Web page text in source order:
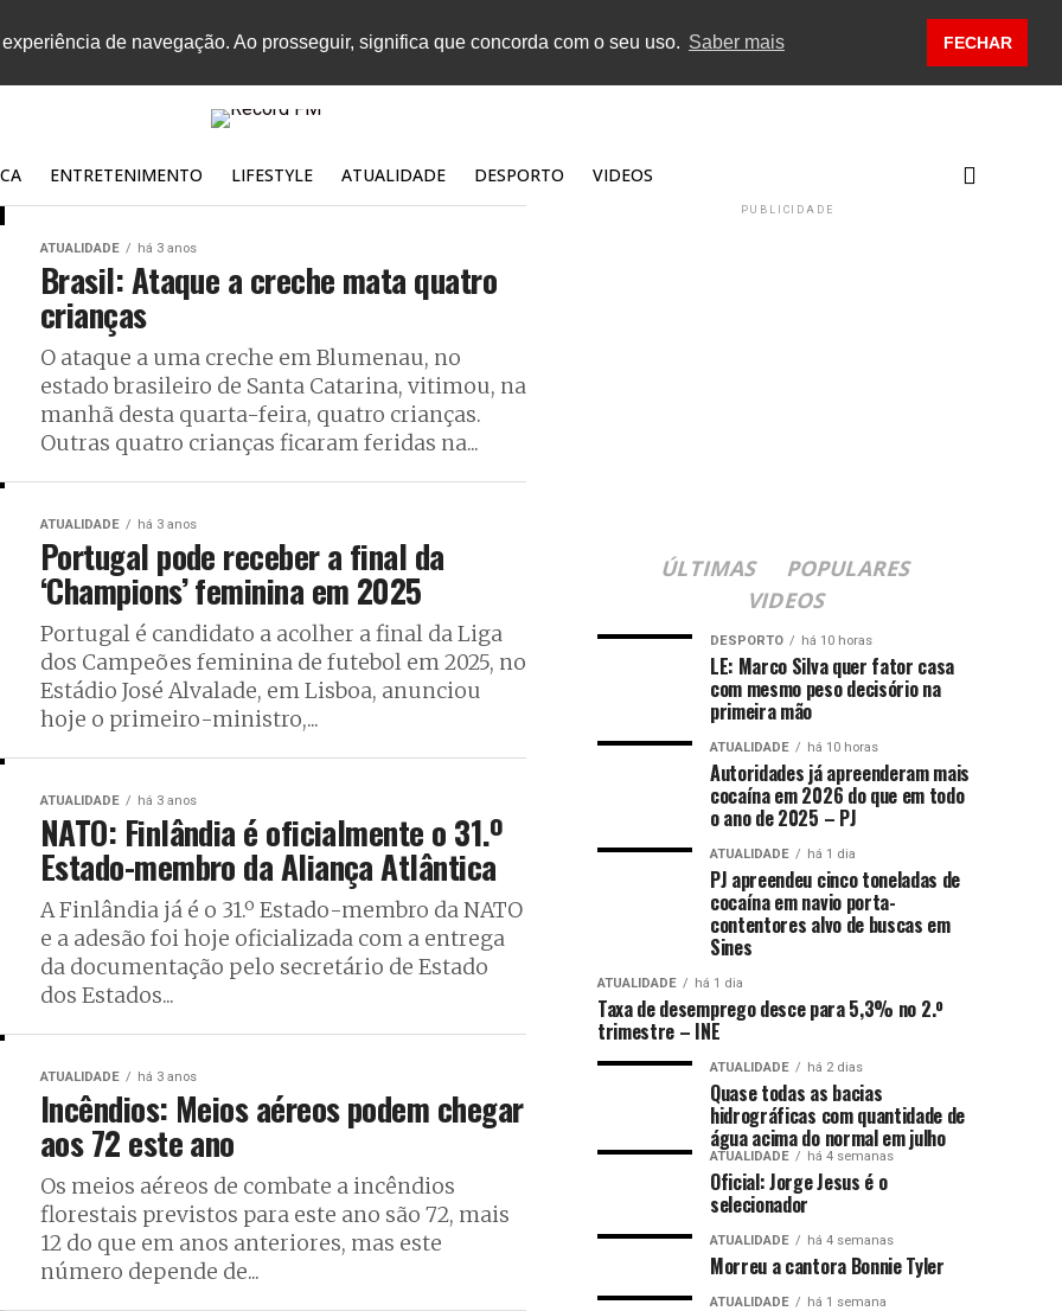
de navegação. Ao prosseguir, significa que concorda com o seu uso. Saber mais FECHAR
ENTRETENIMENTO LIFESTYLE ATUALIDADE DESPORTO VIDEOS
ATUALIDADE há 3 anos
Brasil: Ataque a creche mata quatro
crianças
O ataque a uma creche em Blumenau, no
estado brasileiro de Santa Catarina, vitimou, na
manhã desta quarta-feira, quatro crianças.
Outras quatro crianças ficaram feridas na...
ATUALIDADE há 3 anos
Portugal pode receber a final da
‘Champions’ feminina em 2025
Portugal é candidato a acolher a final da Liga
dos Campeões feminina de futebol em 2025, no
Estádio José Alvalade, em Lisboa, anunciou
hoje o primeiro-ministro,...
ATUALIDADE há 3 anos
NATO: Finlândia é oficialmente o 31.º
Estado-membro da Aliança Atlântica
A Finlândia já é o 31.º Estado-membro da NATO
e a adesão foi hoje oficializada com a entrega
da documentação pelo secretário de Estado
dos Estados...
ATUALIDADE há 3 anos
Incêndios: Meios aéreos podem chegar
aos 72 este ano
Os meios aéreos de combate a incêndios
florestais previstos para este ano são 72, mais
12 do que em anos anteriores, mas este
número depende de...
PUBLICIDADE
ÚLTIMAS
POPULARES
VIDEOS
DESPORTO há 10 horas
LE: Marco Silva quer fator casa
com mesmo peso decisório na
primeira mão
ATUALIDADE há 10 horas
Autoridades já apreenderam mais
cocaína em 2026 do que em todo
o ano de 2025 – PJ
ATUALIDADE há 1 dia
PJ apreendeu cinco toneladas de
cocaína em navio porta-
contentores alvo de buscas em
Sines
ATUALIDADE há 1 dia
Taxa de desemprego desce para 5,3% no 2.º
trimestre – INE
ATUALIDADE há 2 dias
Quase todas as bacias
hidrográficas com quantidade de
água acima do normal em julho
ATUALIDADE há 4 semanas
Oficial: Jorge Jesus é o
selecionador
ATUALIDADE há 4 semanas
Morreu a cantora Bonnie Tyler
ATUALIDADE há 1 semana